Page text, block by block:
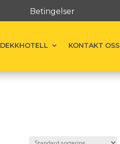
Betingelser
DEKKHOTELL KONTAKT OSS